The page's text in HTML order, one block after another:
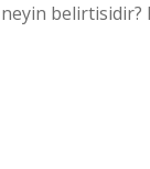
belirtisidir?